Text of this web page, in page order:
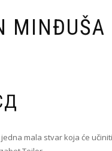
MINĐUŠA
mala stvar koja će